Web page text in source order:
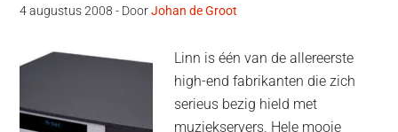
4 augustus 2008 - DoorJohan de Groot
Linn is één van de allereerste
high-end fabrikanten die zich
serieus bezig hield met
muziekservers. Hele mooie